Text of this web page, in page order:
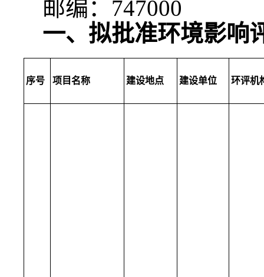
邮编：747000
一、拟批准环境影响
序号 项目名称 建设地点 建设单位 环评机